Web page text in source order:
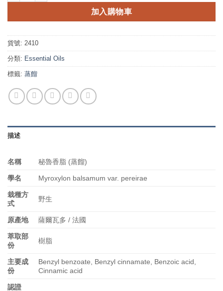
加入購物車
貨號: 2410
分類: Essential Oils
標籤: 蒸餾
描述
名稱 秘魯香脂 (蒸餾)
學名 Myroxylon balsamum var. pereirae
栽種方
式
野生
原產地 薩爾瓦多 / 法國
萃取部
份
樹脂
主要成
份
Benzyl benzoate, Benzyl cinnamate, Benzoic acid,
Cinnamic acid
認證